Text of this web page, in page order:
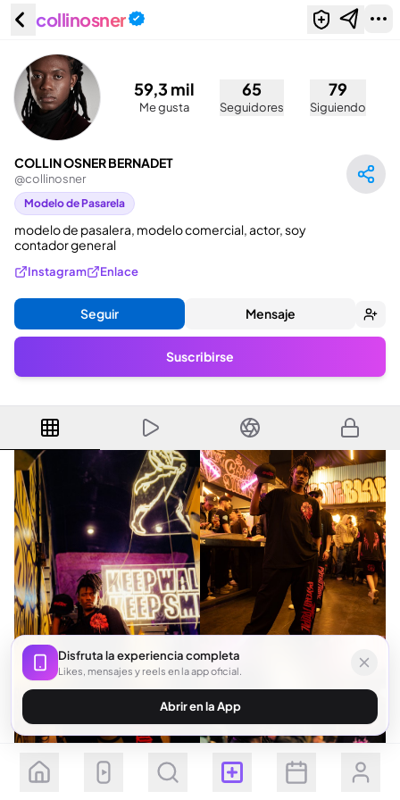
COLLIN OSNER BERNADET
collinosner
59,3 mil
Me gusta
65
Seguidores
79
Siguiendo
COLLIN OSNER BERNADET
@collinosner
Modelo de Pasarela
modelo de pasalera, modelo comercial, actor, soy
contador general
Instagram Enlace
Seguir Mensaje
Suscribirse
Seguir Suscribirse
Disfruta la experiencia completa
Likes, mensajes y reels en la app oficial.
Abrir en la App